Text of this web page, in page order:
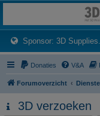
Het 3D print forum van de
Sponsor: 3D
Donaties V&A
Forumoverzicht
3D verzoeken